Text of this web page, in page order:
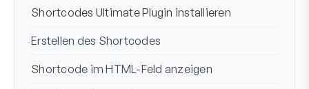
Shortcodes Ultimate Plugin installieren
Erstellen des Shortcodes
Shortcode im HTML-Feld anzeigen